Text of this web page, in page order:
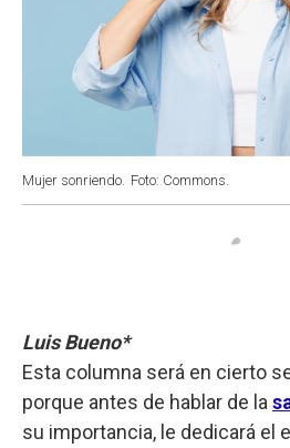
Mujer sonriendo. Foto: Commons.
Luis Bueno*
Esta columna será en cierto
porque antes de hablar de la
su importancia, le dedicará el